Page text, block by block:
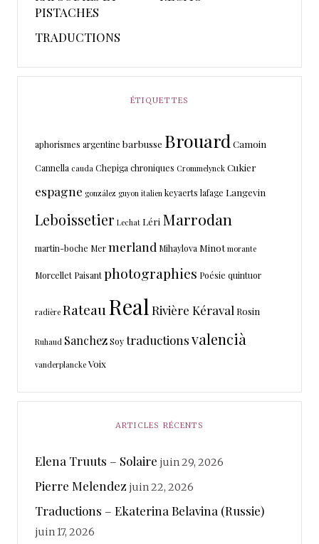
PISTACHES
TRADUCTIONS
ÉTIQUETTES
aphorismes argentine barbusse Brouard Camoin
Cannella cauda Chepigachroniques Crommelynck Cukier
espagne gonzález guyon italien keyaerts lafage Langevin
Leboissetier Lechat Léri Marrodan
martin-boche Mermerland Mihaylova Minot morante
Morcellet Paisantphotographies Poésie quintuor
radière RateauReal Rivière Kéraval Rosin
Ruhaud SanchezSoytraductionsvalencià
vanderplancke Voix
ARTICLES RÉCENTS
Elena Truuts – Solaire juin 29, 2026
Pierre Melendez juin 22, 2026
Traductions – Ekaterina Belavina (Russie)
juin 17, 2026